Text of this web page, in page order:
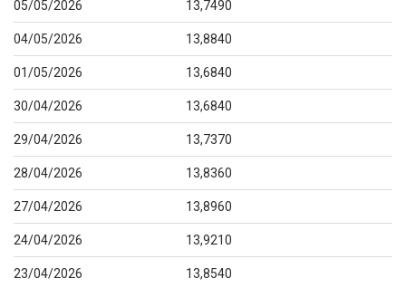
05/05/2026 13,7490
04/05/2026 13,8840
01/05/2026 13,6840
30/04/2026 13,6840
29/04/2026 13,7370
28/04/2026 13,8360
27/04/2026 13,8960
24/04/2026 13,9210
23/04/2026 13,8540